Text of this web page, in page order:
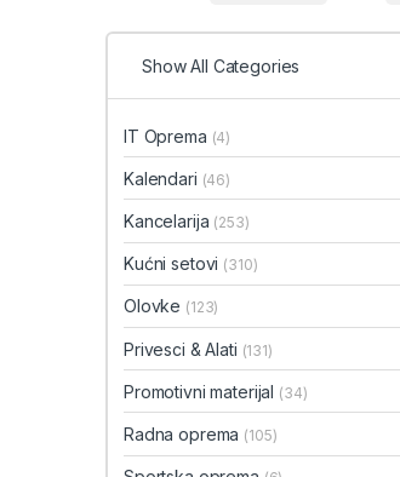
Show All Categories
IT Oprema (4)
Kalendari (46)
Kancelarija (253)
Kućni setovi (310)
Olovke (123)
Privesci & Alati (131)
Promotivni materijal (34)
Radna oprema (105)